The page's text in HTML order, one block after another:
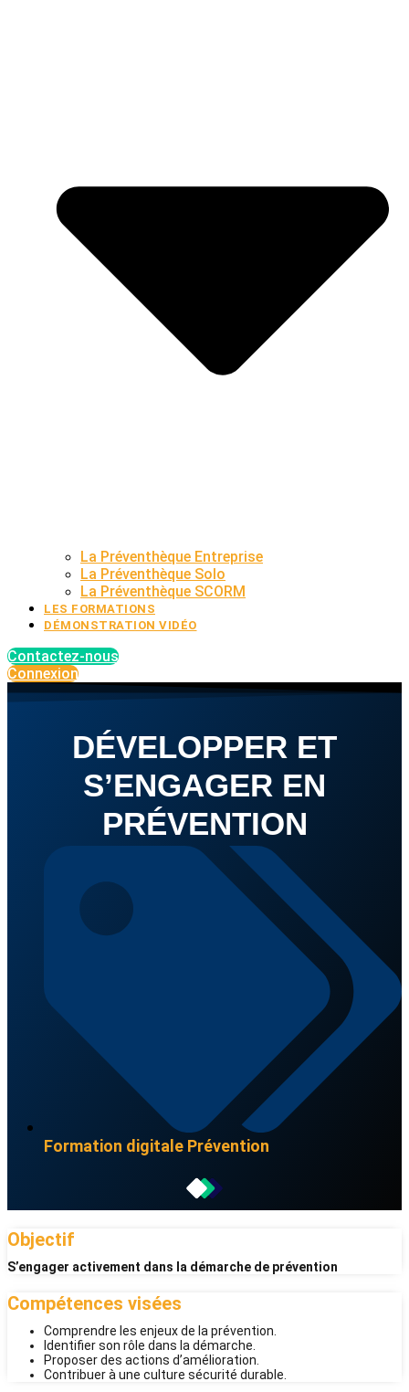
La Préventhèque Entreprise
La Préventhèque Solo
La Préventhèque SCORM
LES FORMATIONS
DÉMONSTRATION VIDÉO
Contactez-nous
Connexion
DÉVELOPPER ET
S’ENGAGER EN
PRÉVENTION
Formation digitale Prévention
Objectif
S’engager activement dans la démarche de prévention
Compétences visées
Comprendre les enjeux de la prévention.
Identifier son rôle dans la démarche.
Proposer des actions d’amélioration.
Contribuer à une culture sécurité durable.